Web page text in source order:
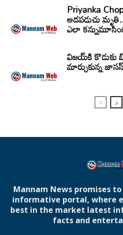
Priyanka
ఆడపడుచు
ఎలా
విజయ్‌కి కొడుకు
మార్చుకున్న
Mannam News promises
informative portal, where
best in the market latest
facts and